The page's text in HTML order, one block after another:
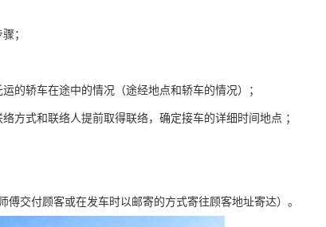
；
的轿车在途中的情况（途经地点和轿车的情况）；
方式和联络人提前取得联络，确定接车的详细时间地点 ；
交付顾客或在发车时以邮寄的方式寄往顾客地址寄达）。